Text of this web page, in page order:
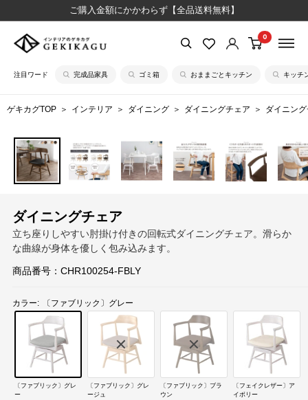
ご購入金額にかかわらず【全品送料無料】
【公
イ
テ
ア
の
ゲ
カ
グ
0
注目ワード 完成品家具 ゴミ箱 おままごとキッチン キッチ
ゲキカグTOP インテリア ダイニング ダイニングチェア ダイニン
ダイニングチェア
立ち座りしやすい肘掛け付きの回転式ダイニングチェア。滑らか
な曲線が身体を優しく包み込みます。
商品番号： CHR100254-FBLY
カラー: 〔ファブリック〕グレー
〔ファブリック〕グレ
ー
〔ファブリック〕グレ
ージュ
〔ファブリック〕ブラ
ウン
〔フェイクレザー〕ア
イボリー